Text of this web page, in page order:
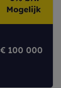
€ 100 000